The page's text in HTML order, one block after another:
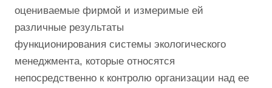
оцениваемые фирмой и измеримые ей
различные результаты
функционирования системы экологического
менеджмента, которые относятся
непосредственно к контролю организации над ее